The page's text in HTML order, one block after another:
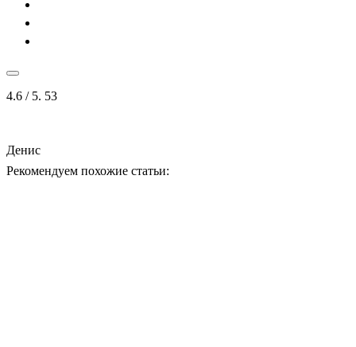
4.6 / 5. 53
Денис
Рекомендуем похожие статьи: